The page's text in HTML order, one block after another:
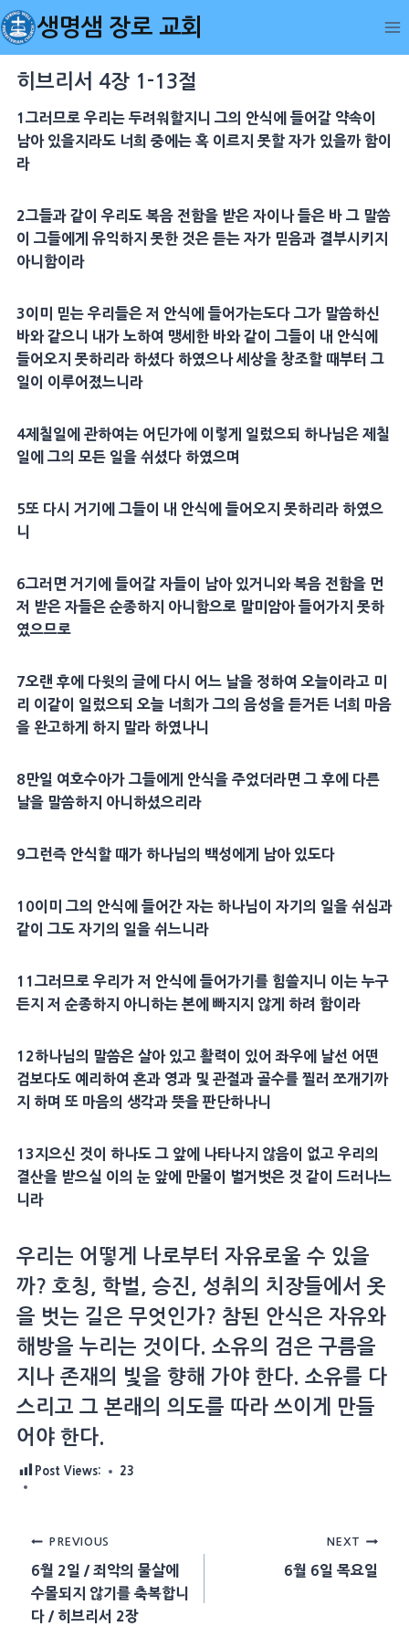
Skip
to
content
생명샘 장로 교회
히브리서 4장 1-13절
1그러므로 우리는 두려워할지니 그의 안식에 들어갈 약속이
남아 있을지라도 너희 중에는 혹 이르지 못할 자가 있을까 함이
라
2그들과 같이 우리도 복음 전함을 받은 자이나 들은 바 그 말씀
이 그들에게 유익하지 못한 것은 듣는 자가 믿음과 결부시키지
아니함이라
3이미 믿는 우리들은 저 안식에 들어가는도다 그가 말씀하신
바와 같으니 내가 노하여 맹세한 바와 같이 그들이 내 안식에
들어오지 못하리라 하셨다 하였으나 세상을 창조할 때부터 그
일이 이루어졌느니라
4제칠일에 관하여는 어딘가에 이렇게 일렀으되 하나님은 제칠
일에 그의 모든 일을 쉬셨다 하였으며
5또 다시 거기에 그들이 내 안식에 들어오지 못하리라 하였으
니
6그러면 거기에 들어갈 자들이 남아 있거니와 복음 전함을 먼
저 받은 자들은 순종하지 아니함으로 말미암아 들어가지 못하
였으므로
7오랜 후에 다윗의 글에 다시 어느 날을 정하여 오늘이라고 미
리 이같이 일렀으되 오늘 너희가 그의 음성을 듣거든 너희 마음
을 완고하게 하지 말라 하였나니
8만일 여호수아가 그들에게 안식을 주었더라면 그 후에 다른
날을 말씀하지 아니하셨으리라
9그런즉 안식할 때가 하나님의 백성에게 남아 있도다
10이미 그의 안식에 들어간 자는 하나님이 자기의 일을 쉬심과
같이 그도 자기의 일을 쉬느니라
11그러므로 우리가 저 안식에 들어가기를 힘쓸지니 이는 누구
든지 저 순종하지 아니하는 본에 빠지지 않게 하려 함이라
12하나님의 말씀은 살아 있고 활력이 있어 좌우에 날선 어떤
검보다도 예리하여 혼과 영과 및 관절과 골수를 찔러 쪼개기까
지 하며 또 마음의 생각과 뜻을 판단하나니
13지으신 것이 하나도 그 앞에 나타나지 않음이 없고 우리의
결산을 받으실 이의 눈 앞에 만물이 벌거벗은 것 같이 드러나느
니라
우리는 어떻게 나로부터 자유로울 수 있을
까? 호칭, 학벌, 승진, 성취의 치장들에서 옷
을 벗는 길은 무엇인가? 참된 안식은 자유와
해방을 누리는 것이다. 소유의 검은 구름을
지나 존재의 빛을 향해 가야 한다. 소유를 다
스리고 그 본래의 의도를 따라 쓰이게 만들
어야 한다.
Post Views: 23
Post
navigation
PREVIOUS
6월 2일 / 죄악의 물살에
수몰되지 않기를 축복합니
다 / 히브리서 2장
NEXT
6월 6일 목요일